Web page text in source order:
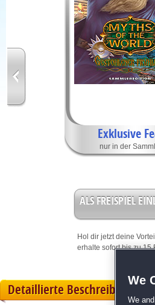
Exklusive
nur in der
ALS FREISPIEL
Hol dir jetzt deine
erhalte sofort bis zu 15
Detaillierte Beschreibung
We
We